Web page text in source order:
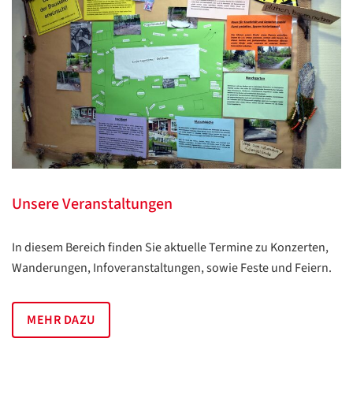
Unsere Veranstaltungen
In diesem Bereich finden Sie aktuelle Termine zu Konzerten,
Wanderungen, Infoveranstaltungen, sowie Feste und Feiern.
MEHR DAZU